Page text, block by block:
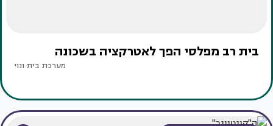
בית רב מפלסי הפך לאטרקציה בשכונה
מערכת בית ונוי